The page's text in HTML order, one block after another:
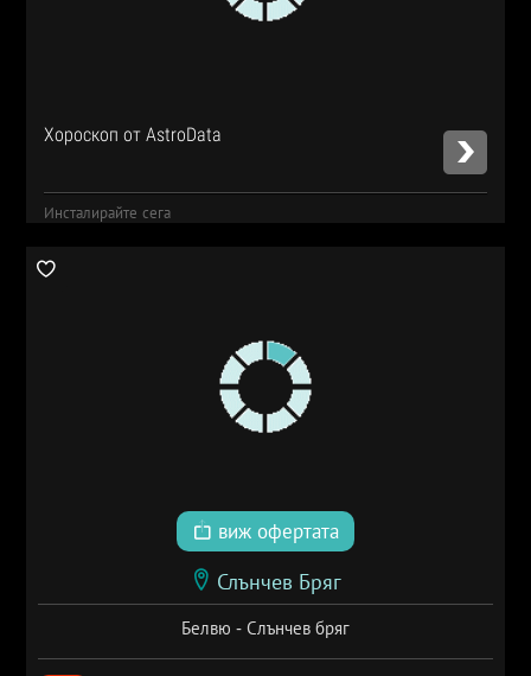
Хороскоп от AstroData
Инсталирайте сега
виж офертата
Слънчев Бряг
Белвю - Слънчев бряг